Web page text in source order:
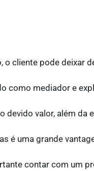
cliente pode deixar
como mediador e
valor, além
é uma grande
contar com um